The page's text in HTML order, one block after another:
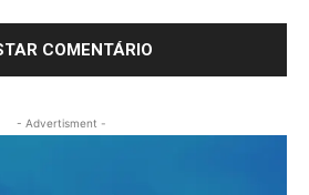
- Advertisment -